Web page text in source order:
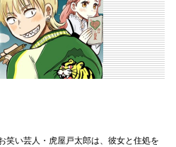
笑い芸人・虎屋戸太郎は、彼女と住処を